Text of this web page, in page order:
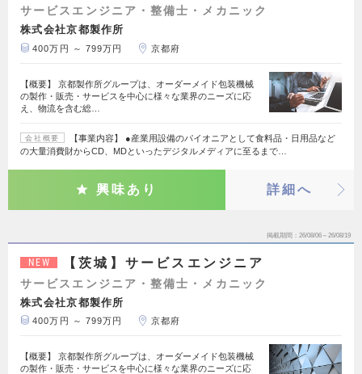
サービスエンジニア・整備士・メカニック
株式会社京都製作所
400万円 ～ 799万円 京都府
【概要】 京都製作所グループは、オーダーメイド包装機械
の製作・販売・サービスを中心に様々な業界のニーズに応
え、物流を含む総…
会社概要
【事業内容】 ●産業用設備のパイオニアとして食料品・日用品など
の大量消費財からCD、MDといったデジタルメディアに至るまで…
興味あり 詳細へ
掲載期間 26/08/06～26/08/19
NEW 【茨城】サービスエンジニア
サービスエンジニア・整備士・メカニック
株式会社京都製作所
400万円 ～ 799万円 京都府
【概要】 京都製作所グループは、オーダーメイド包装機械
の製作・販売・サービスを中心に様々な業界のニーズに応